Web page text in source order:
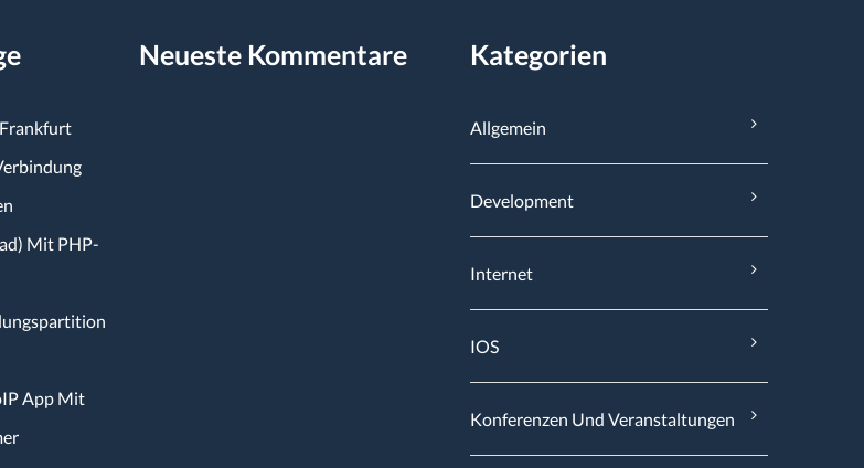
Mit PHP-
App Mit
Neueste Kommentare Kategorien
Allgemein
Development
Internet
IOS
Konferenzen Und Veranstaltungen